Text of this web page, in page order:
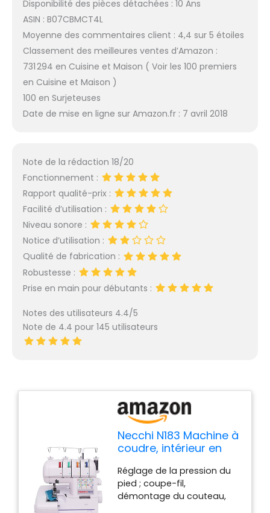
Disponibilité des pièces détachées : 10 Ans
ASIN : B07CBMCT4L
Moyenne des commentaires client : 4,4 sur 5 étoiles
Classement des meilleures ventes d’Amazon :
731 294 en Cuisine et Maison ( Voir les 100 premiers
en Cuisine et Maison )
100 en Surjeteuses
Date de mise en ligne sur Amazon.fr : 7 avril 2018
Note de la rédaction 18/20
Fonctionnement :
Rapport qualité-prix :
Facilité d’utilisation :
Niveau sonore :
Notice d’utilisation :
Qualité de fabrication :
Robustesse :
Prise en main pour débutants :
Notes des utilisateurs 4.4/5
Note de 4.4 pour 145 utilisateurs
Necchi N183 Machine à
coudre, intérieur en
pression, coque en
ABS, blanc, régulier
Réglage de la pression du
pied ; coupe-fil,
démontage du couteau,